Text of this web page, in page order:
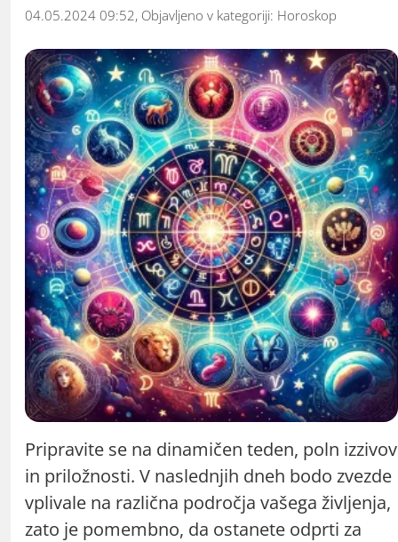
04.05.2024 09:52, Objavljeno v kategoriji: Horoskop
Pripravite se na dinamičen teden, poln izzivov
in priložnosti. V naslednjih dneh bodo zvezde
vplivale na različna področja vašega življenja,
zato je pomembno, da ostanete odprti za